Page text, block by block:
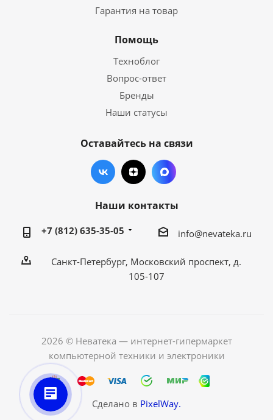
Гарантия на товар
Помощь
Техноблог
Вопрос-ответ
Бренды
Наши статусы
Оставайтесь на связи
Наши контакты
+7 (812) 635-35-05 info@nevateka.ru
Санкт-Петербург, Московский проспект, д.
105-107
2026 © Неватека — интернет-гипермаркет
компьютерной техники и электроники
Сделано в PixelWay.